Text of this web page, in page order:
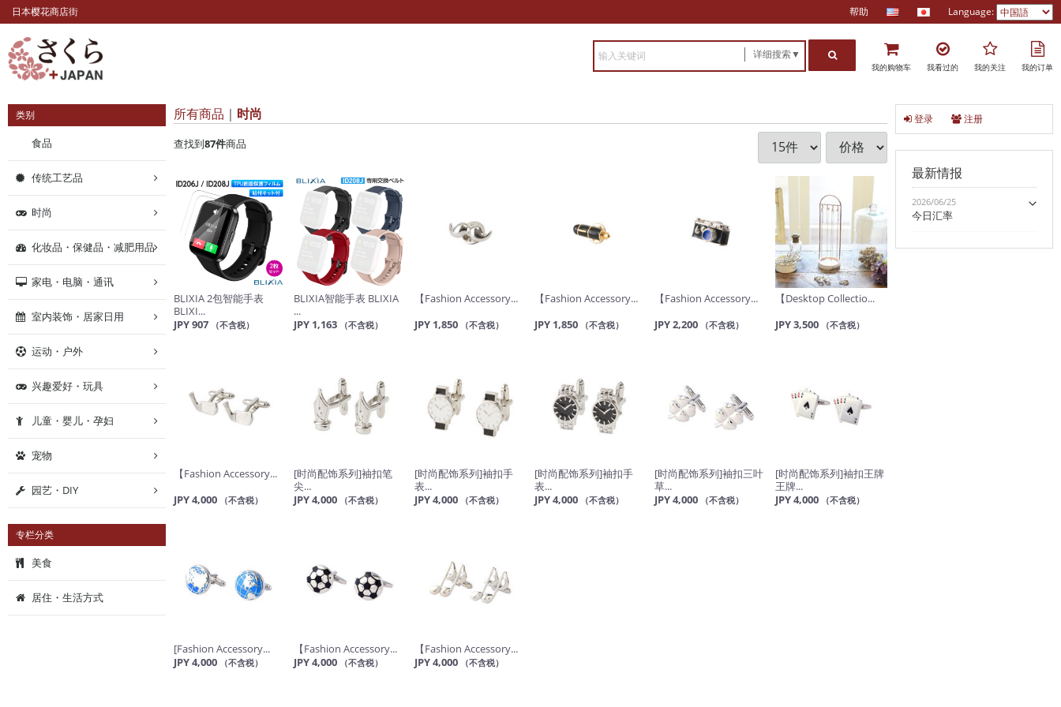
日本樱花商店街 帮助 Language:
详细搜索▼
我的购物车 我看过的 我的关注 我的订单
所有商品 时尚
查找到87件商品
BLIXIA 2包智能手表
BLIXI...
JPY 907
（不含税）
BLIXIA智能手表 BLIXIA
...
JPY 1,163
（不含税）
【Fashion Accessory...
JPY 1,850
（不含税）
【Fashion Accessory...
JPY 1,850
（不含税）
【Fashion Accessory...
JPY 2,200
（不含税）
【Desktop Collectio...
JPY 3,500
（不含税）
【Fashion Accessory...
JPY 4,000
（不含税）
[时尚配饰系列]袖扣笔
尖...
JPY 4,000
（不含税）
[时尚配饰系列]袖扣手
表...
JPY 4,000
（不含税）
[时尚配饰系列]袖扣手
表...
JPY 4,000
（不含税）
[时尚配饰系列]袖扣三叶
草...
JPY 4,000
（不含税）
[时尚配饰系列]袖扣王牌
王牌...
JPY 4,000
（不含税）
[Fashion Accessory...
JPY 4,000
（不含税）
【Fashion Accessory...
JPY 4,000
（不含税）
【Fashion Accessory...
JPY 4,000
（不含税）
类别
食品
传统工艺品
时尚
化妆品・保健品・减肥用品
家电・电脑・通讯
室内装饰・居家日用
运动・户外
兴趣爱好・玩具
儿童・婴儿・孕妇
宠物
园艺・DIY
专栏分类
美食
居住・生活方式
登录 注册
最新情报
2026/06/25
今日汇率